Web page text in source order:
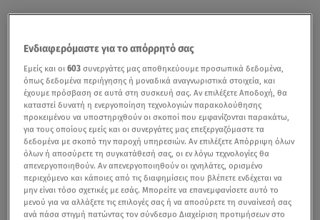
Ενδιαφερόμαστε για το απόρρητό σας
Εμείς και οι603 συνεργάτες μας αποθηκεύουμε προσωπικά δεδομένα,
όπως δεδομένα περιήγησης ή μοναδικά αναγνωριστικά στοιχεία, και
έχουμε πρόσβαση σε αυτά στη συσκευή σας. Αν επιλέξετε Αποδοχή, θα
καταστεί δυνατή η ενεργοποίηση τεχνολογιών παρακολούθησης
προκειμένου να υποστηριχθούν οι σκοποί που εμφανίζονται παρακάτω,
για τους οποίους εμείς και οι συνεργάτες μας επεξεργαζόμαστε τα
δεδομένα με σκοπό την παροχή υπηρεσιών. Αν επιλέξετε Απόρριψη όλων
όλων ή αποσύρετε τη συγκατάθεσή σας, οι εν λόγω τεχνολογίες θα
απενεργοποιηθούν. Αν απενεργοποιηθούν οι ιχνηλάτες, ορισμένο
περιεχόμενο και κάποιες από τις διαφημίσεις που βλέπετε ενδέχεται να
μην είναι τόσο σχετικές με εσάς. Μπορείτε να επανεμφανίσετε αυτό το
μενού για να αλλάξετε τις επιλογές σας ή να αποσύρετε τη συναίνεσή σας
ανά πάσα στιγμή πατώντας τον σύνδεσμο Διαχείριση προτιμήσεων στο